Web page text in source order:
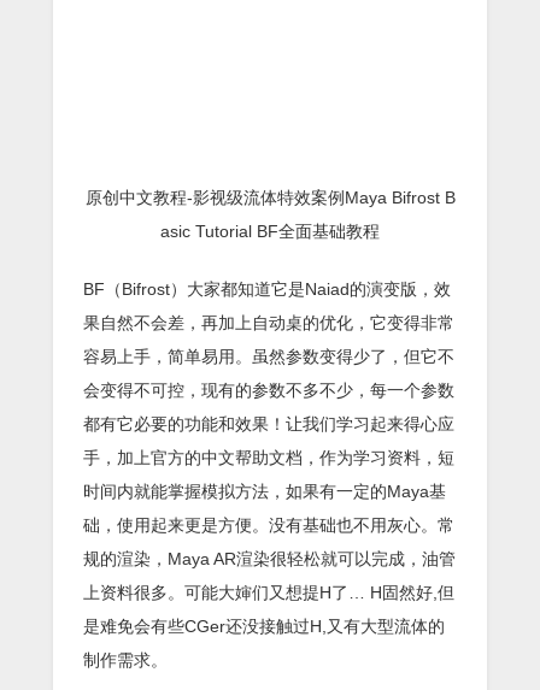
原创中文教程-影视级流体特效案例Maya Bifrost B
asic Tutorial BF全面基础教程
BF（Bifrost）大家都知道它是Naiad的演变版，效
果自然不会差，再加上自动桌的优化，它变得非常
容易上手，简单易用。虽然参数变得少了，但它不
会变得不可控，现有的参数不多不少，每一个参数
都有它必要的功能和效果！让我们学习起来得心应
手，加上官方的中文帮助文档，作为学习资料，短
时间内就能掌握模拟方法，如果有一定的Maya基
础，使用起来更是方便。没有基础也不用灰心。常
规的渲染，Maya AR渲染很轻松就可以完成，油管
上资料很多。可能大婶们又想提H了… H固然好,但
是难免会有些CGer还没接触过H,又有大型流体的
制作需求。